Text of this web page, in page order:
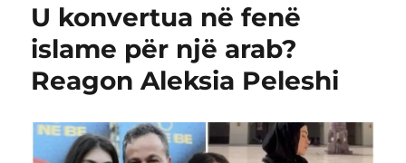
U konvertua në fenë
islame për një arab?
Reagon Aleksia Peleshi